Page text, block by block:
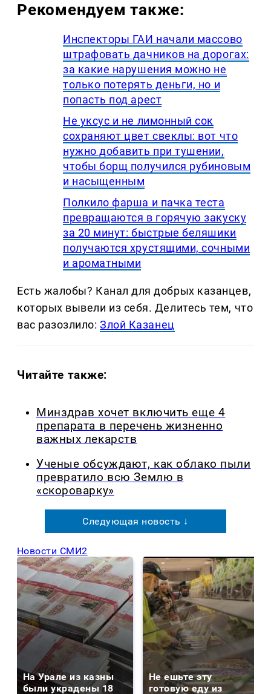
Рекомендуем также:
Инспекторы ГАИ начали массово
штрафовать дачников на дорогах:
за какие нарушения можно не
только потерять деньги, но и
попасть под арест
Не уксус и не лимонный сок
сохраняют цвет свеклы: вот что
нужно добавить при тушении,
чтобы борщ получился рубиновым
и насыщенным
Полкило фарша и пачка теста
превращаются в горячую закуску
за 20 минут: быстрые беляшики
получаются хрустящими, сочными
и ароматными
Есть жалобы? Канал для добрых казанцев,
которых вывели из себя. Делитеcь тем, что
вас разозлило:Злой Казанец
Читайте также:
Минздрав хочет включить еще 4
препарата в перечень жизненно
важных лекарств
Ученые обсуждают, как облако пыли
превратило всю Землю в
«скороварку»
Следующая новость ↓
Новости СМИ2
На Урале из казны
были украдены 18
Не ешьте эту
готовую еду из